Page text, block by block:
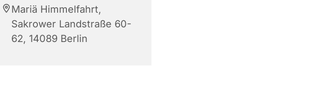
Mariä Himmelfahrt,
Sakrower Landstraße 60-
62, 14089 Berlin